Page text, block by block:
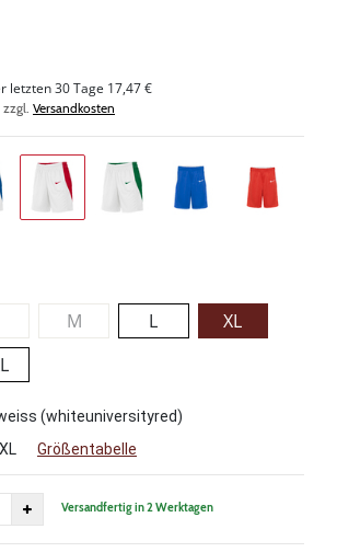
letzten 30 Tage 17,47 €
zzgl. Versandkosten
M L
XL
(whiteuniversityred)
XL Größentabelle
Versandfertig in 2 Werktagen